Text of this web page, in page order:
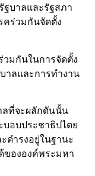
บาลและรัฐสภา
คร่วมกันจัดตั้ง
วมกันในการจัดตั้ง
าลและการทำงาน
ลที่จะผลักดันนั้น
บอบประชาธิปไตย
ดำรงอยู่ในฐานะ
ขององค์พระมหา